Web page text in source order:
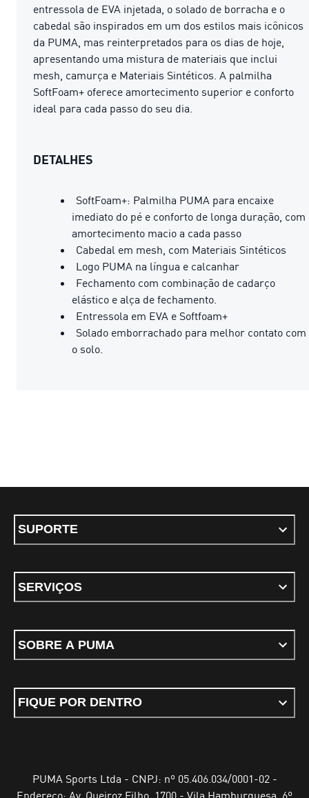
entressola de EVA injetada, o solado de borracha e o
cabedal são inspirados em um dos estilos mais icônicos
da PUMA, mas reinterpretados para os dias de hoje,
apresentando uma mistura de materiais que inclui
mesh, camurça e Materiais Sintéticos. A palmilha
SoftFoam+ oferece amortecimento superior e conforto
ideal para cada passo do seu dia.
DETALHES
SoftFoam+: Palmilha PUMA para encaixe
imediato do pé e conforto de longa duração, com
amortecimento macio a cada passo
Cabedal em mesh, com Materiais Sintéticos
Logo PUMA na língua e calcanhar
Fechamento com combinação de cadarço
elástico e alça de fechamento.
Entressola em EVA e Softfoam+
Solado emborrachado para melhor contato com
o solo.
SUPORTE
SERVIÇOS
SOBRE A PUMA
FIQUE POR DENTRO
PUMA Sports Ltda - CNPJ: nº 05.406.034/0001-02 -
Endereço: Av. Queiroz Filho, 1700 - Vila Hamburguesa, 6º